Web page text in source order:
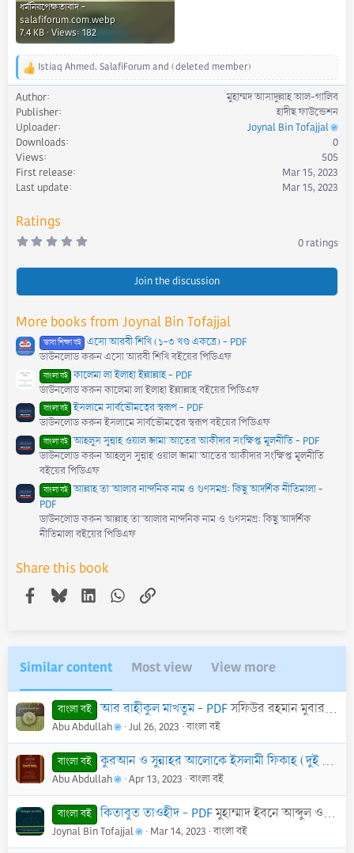
ধর্মনিরপেক্ষতাবাদ -
salafiforum.com.webp
7.4 KB · Views: 182
R
e
a
c
t
i
o
n
s
Istiaq Ahmed, SalafiForumand (deleted member)
Author
মুহাম্মদ আসাদুল্লাহ আল-গালিব
Publisher
হাদীছ ফাউন্ডেশন
Uploader
Joynal Bin Tofajjal
Downloads
0
Views
505
First release
Mar 15, 2023
Last update
Mar 15, 2023
Ratings
0
0
(
)
0 ratings
Join the discussion
More books from Joynal Bin Tofajjal
ভাষা শিক্ষা বই এসো আরবী শিখি (১-৩ খণ্ড একত্রে) - PDF
ডাউনলোড করুন এসো আরবী শিখি বইয়ের পিডিএফ
বাংলা বই কালেমা লা ইলাহা ইল্লাল্লাহ - PDF
ডাউনলোড করুন কালেমা লা ইলাহা ইল্লাল্লাহ বইয়ের পিডিএফ
বাংলা বই ইসলামে সার্বভৌমত্বের স্বরূপ - PDF
ডাউনলোড করুন ইসলামে সার্বভৌমত্বের স্বরূপ বইয়ের পিডিএফ
বাংলা বই আহলুস সুন্নাহ ওয়াল জামা'আতের আকীদার সংক্ষিপ্ত মূলনীতি - PDF
ডাউনলোড করুন আহলুস সুন্নাহ ওয়াল জামা'আতের আকীদার সংক্ষিপ্ত মূলনীতি
বইয়ের পিডিএফ
বাংলা বই আল্লাহ তা'আলার নান্দনিক নাম ও গুণসমগ্র: কিছু আদর্শিক নীতিমালা -
PDF
ডাউনলোড করুন আল্লাহ তা'আলার নান্দনিক নাম ও গুণসমগ্র: কিছু আদর্শিক
নীতিমালা বইয়ের পিডিএফ
Share this book
Facebook
BlueskyLinkedInWhatsApp
Link
Similar content Most view View more
বাংলা বই আর রাহীকুল মাখতুম - PDFসফিউর রহমান মুবারকপুরী (রহ.)
Abu Abdullah Jul 26, 2023 বাংলা বই
বাংলা বই কুরআন ও সুন্নাহর আলোকে ইসলামী ফিকাহ (দুই খণ্ড একত্রে) - PDF
Abu Abdullah Apr 13, 2023 বাংলা বই
বাংলা বই কিতাবুত তাওহীদ - PDFমুহাম্মাদ ইবনে আব্দুল ওয়াহহাব
Joynal Bin Tofajjal Mar 14, 2023 বাংলা বই